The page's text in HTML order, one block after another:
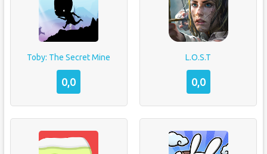
Toby: The Secret Mine
0,0
L.O.S.T
0,0